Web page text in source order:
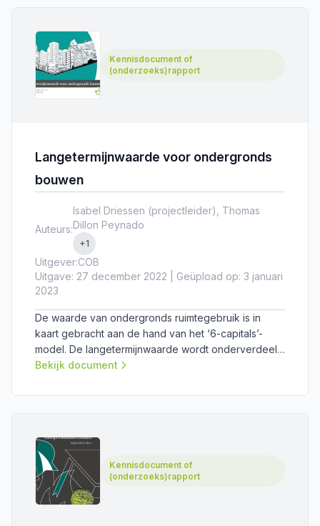
Kennisdocument of
(onderzoeks)rapport
Langetermijnwaarde voor ondergronds
bouwen
Auteurs:
Isabel Driessen (projectleider), Thomas
Dillon Peynado
+1
Uitgever:COB
Uitgave: 27 december 2022 | Geüpload op: 3 januari
2023
De waarde van ondergronds ruimtegebruik is in
kaart gebracht aan de hand van het ‘6-capitals’-
model. De langetermijnwaarde wordt onderverdeeld
in financiële, productieve, intellectuele, menselijke,
deze waarden voor ondergronds ruimtegebruik
resultaat is een document met inspirerende
keuzekaarten waarmee per thema de ambities voor
een gebiedsontwikkelingsproject bepaald kunnen
worden.
Bekijk document
Kennisdocument of
(onderzoeks)rapport